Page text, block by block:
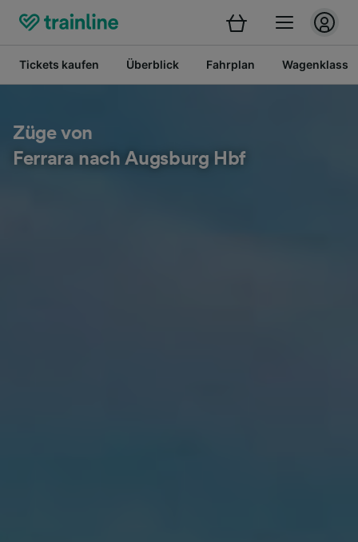
Tickets kaufen Überblick Fahrplan
Züge von
Ferrara nach Augsburg Hbf